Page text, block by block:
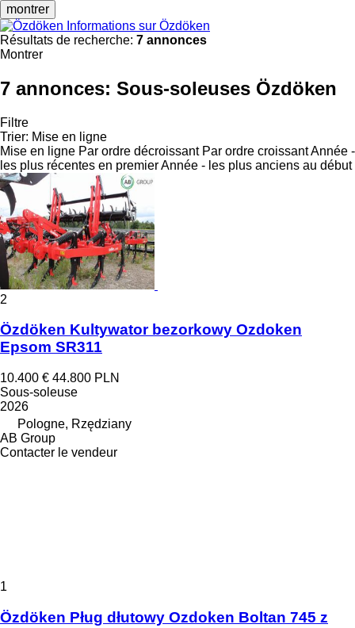
montrer
Informations sur Özdöken
Résultats de recherche: 7 annonces
Montrer
7 annonces: Sous-soleuses Özdöken
Filtre
Trier: Mise en ligne
Mise en ligne Par ordre décroissant Par ordre croissantAnnée -
les plus récentes en premierAnnée - les plus anciens au début
2
Özdöken Kultywator bezorkowy Ozdoken
Epsom SR311
10.400 € 44.800 PLN
Sous-soleuse
2026
Pologne, Rzędziany
AB Group
Contacter le vendeur
1
Özdöken Pług dłutowy Ozdoken Boltan 745 z